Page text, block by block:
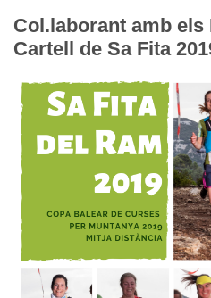
Col.laborant amb
Cartell de Sa Fita